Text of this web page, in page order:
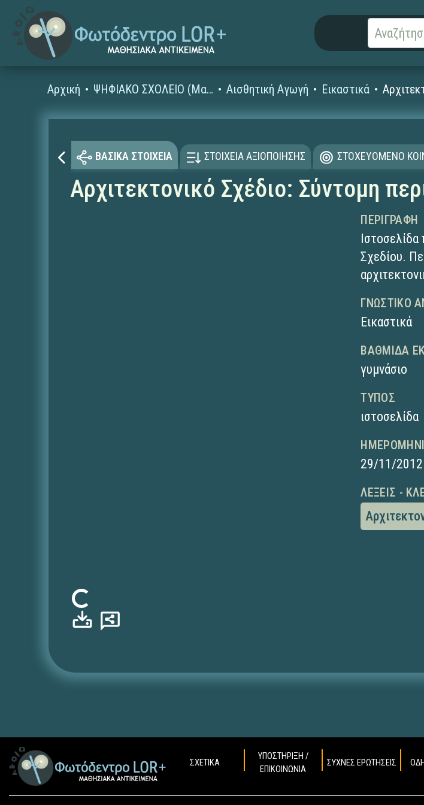
Αρχική ΨΗΦΙΑΚΟ ΣΧΟΛΕΙΟ (Μαθησιακά Αντικείμενα) Αισθητική Αγωγή Εικαστικά
ΒΑΣΙΚΑ ΣΤΟΙΧΕΙΑ ΣΤΟΙΧΕΙΑ ΑΞΙΟΠΟΙΗΣΗΣ ΣΤΟΧΕΥΟΜΕΝΟ
Αρχιτεκτονικό Σχέδιο: Σύντομη
Φόρτωση...
ΠΕΡΙΓΡΑΦΉ
Σχεδίου.
ΓΝΩΣΤΙΚΌ
Εικαστικά
ΒΑΘΜΊΔΑ
γυμνάσιο
ΤΎΠΟΣ
ιστοσελίδα
29/11/2012
ΛΈΞΕΙΣ -
ΣΧΕΤΙΚΑ
ΥΠΟΣΤΗΡΙΞΗ /
ΕΠΙΚΟΙΝΩΝΙΑ
ΣΥΧΝΕΣ ΕΡΩΤΗΣΕΙΣ